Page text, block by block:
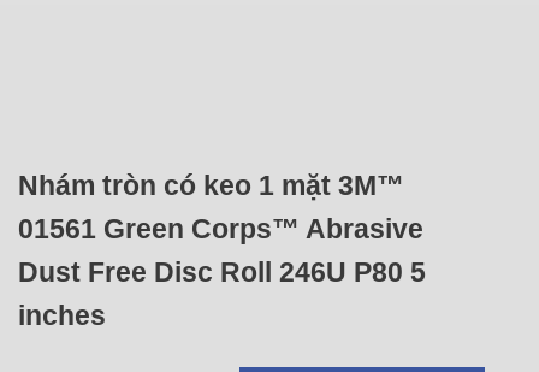
Nhám tròn có keo 1 mặt 3M™
01561 Green Corps™ Abrasive
Dust Free Disc Roll 246U P80 5
inches